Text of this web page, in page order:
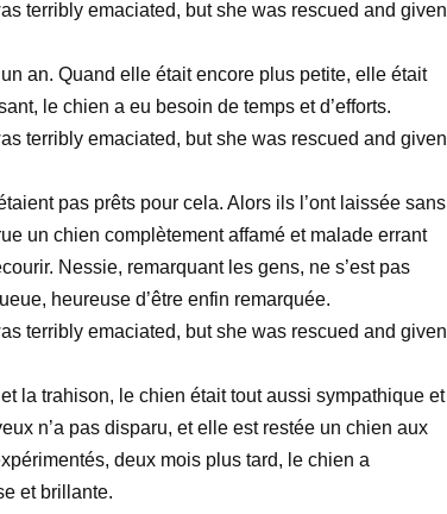
an. Quand elle était encore plus petite, elle était
le chien a eu besoin de temps et d’efforts.
pas prêts pour cela. Alors ils l’ont laissée sans
un chien complètement affamé et malade errant
Nessie, remarquant les gens, ne s’est pas
heureuse d’être enfin remarquée.
la trahison, le chien était tout aussi sympathique et
n’a pas disparu, et elle est restée un chien aux
deux mois plus tard, le chien a
et brillante.